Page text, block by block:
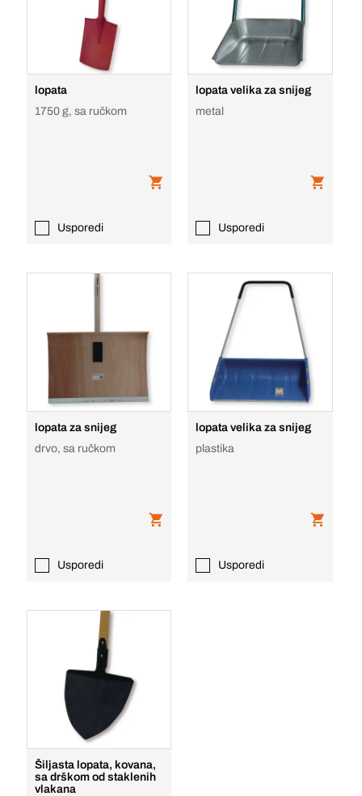
lopata
1750 g, sa ručkom
Usporedi
lopata velika za snijeg
metal
Usporedi
lopata za snijeg
drvo, sa ručkom
Usporedi
lopata velika za snijeg
plastika
Usporedi
Šiljasta lopata, kovana,
sa drškom od staklenih
vlakana